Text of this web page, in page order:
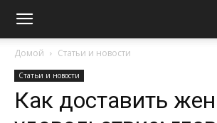
Домой Статьи и новости
Статьи и новости
Как доставить